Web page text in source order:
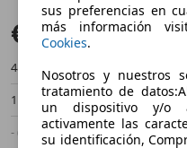
€ 18.990 Precio
48.000 km
117 kW (159 CV)
- (Propietarios)
sus preferencias en
más información
Cookies.
Nosotros y nuestros
tratamiento de
un dispositivo y/o
activamente las
su identificación,